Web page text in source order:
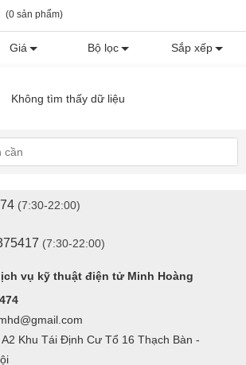
(0 sản phẩm)
Giá Bộ lọc Sắp xếp
Không tìm thấy dữ liệu
(7:30-22:00)
(7:30-22:00)
vụ kỹ thuật điện tử Minh Hoàng
Khu Tái Định Cư Tổ 16 Thạch Bàn -